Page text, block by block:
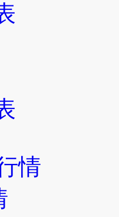
情